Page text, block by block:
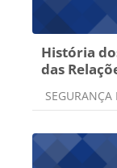
História
das
Categoria do
SEGURANÇA